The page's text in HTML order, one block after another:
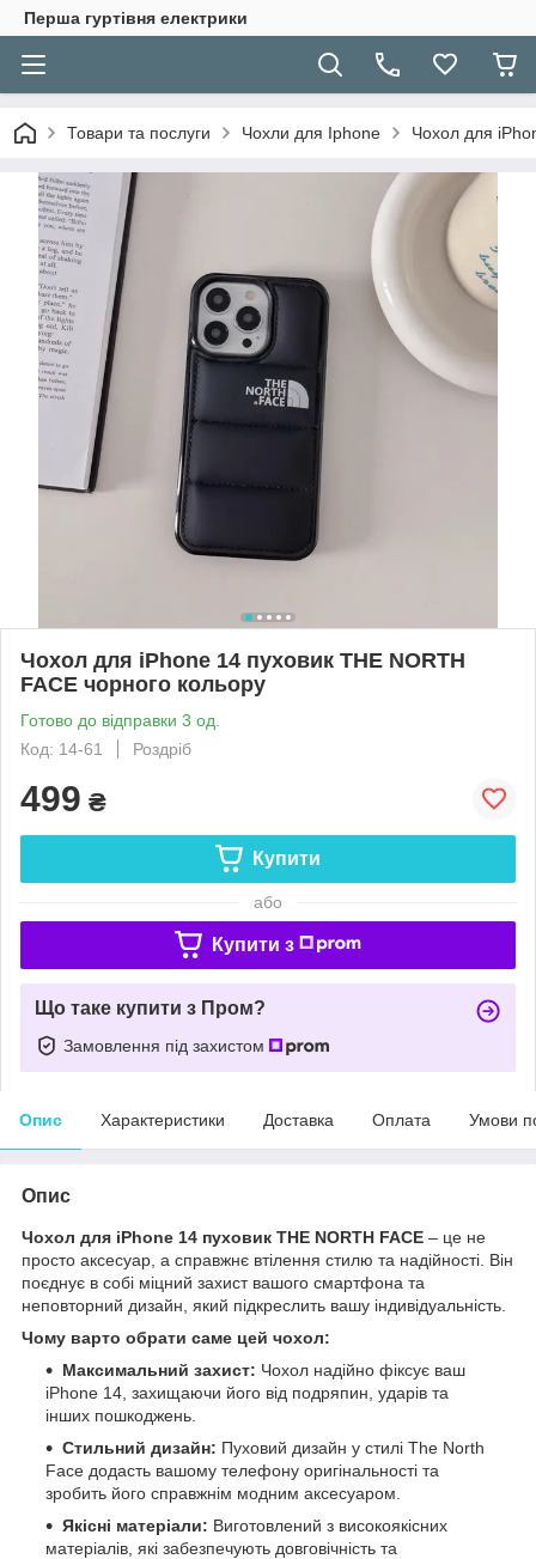
Перша гуртівня електрики
Товари та послуги Чохли для Iphone Чохол для
Чохол для iPhone 14 пуховик THE NORTH
FACE чорного кольору
Готово до відправки 3 од.
Код: 14-61
Роздріб
499 ₴
Купити
або
Купити з
Що таке купити з Пром?
Замовлення під захистом
Опис Характеристики Доставка Оплата Умови
Опис
Чохол для iPhone 14 пуховик THE NORTH FACE – це не
просто аксесуар, а справжнє втілення стилю та надійності. Він
поєднує в собі міцний захист вашого смартфона та
неповторний дизайн, який підкреслить вашу індивідуальність.
Чому варто обрати саме цей чохол:
Максимальний захист: Чохол надійно фіксує ваш
iPhone 14, захищаючи його від подряпин, ударів та
інших пошкоджень.
Стильний дизайн: Пуховий дизайн у стилі The North
Face додасть вашому телефону оригінальності та
зробить його справжнім модним аксесуаром.
Якісні матеріали: Виготовлений з високоякісних
матеріалів, які забезпечують довговічність та